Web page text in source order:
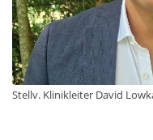
Stellv. Klinikleiter David